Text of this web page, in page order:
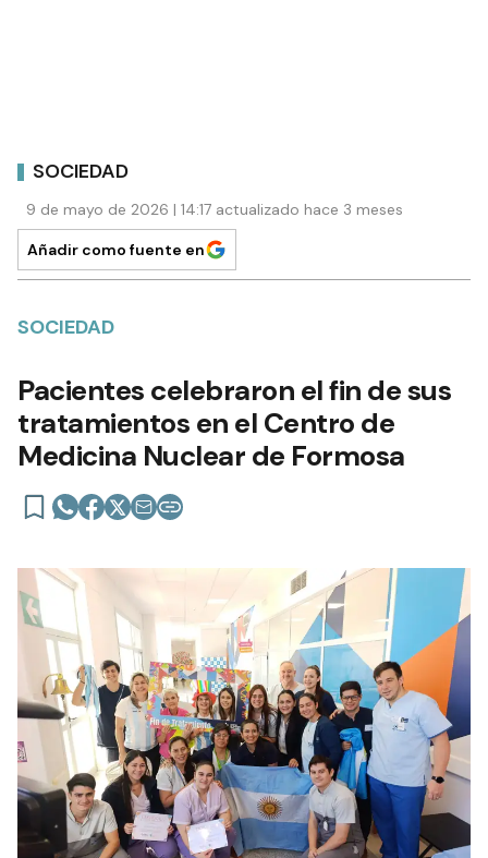
SOCIEDAD
9 de mayo de 2026 | 14:17 actualizado hace 3 meses
Añadir como fuente en
SOCIEDAD
Pacientes celebraron el fin de sus
tratamientos en el Centro de
Medicina Nuclear de Formosa